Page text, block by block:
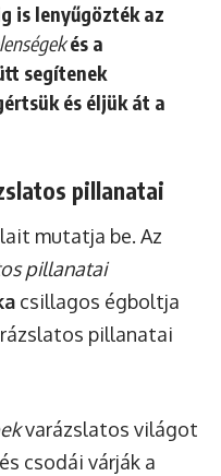
is lenyűgözték az
és a
segítenek
és éljük át a
pillanatai
mutatja be. Az
pillanatai
csillagos égboltja
pillanatai
varázslatos világot
csodái várják a